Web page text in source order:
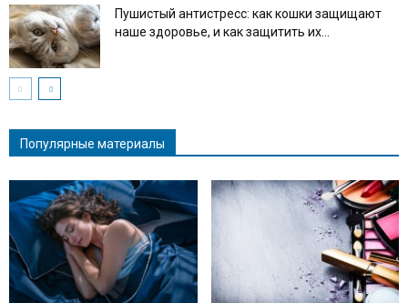
Пушистый антистресс: как кошки защищают
наше здоровье, и как защитить их...
Популярные материалы